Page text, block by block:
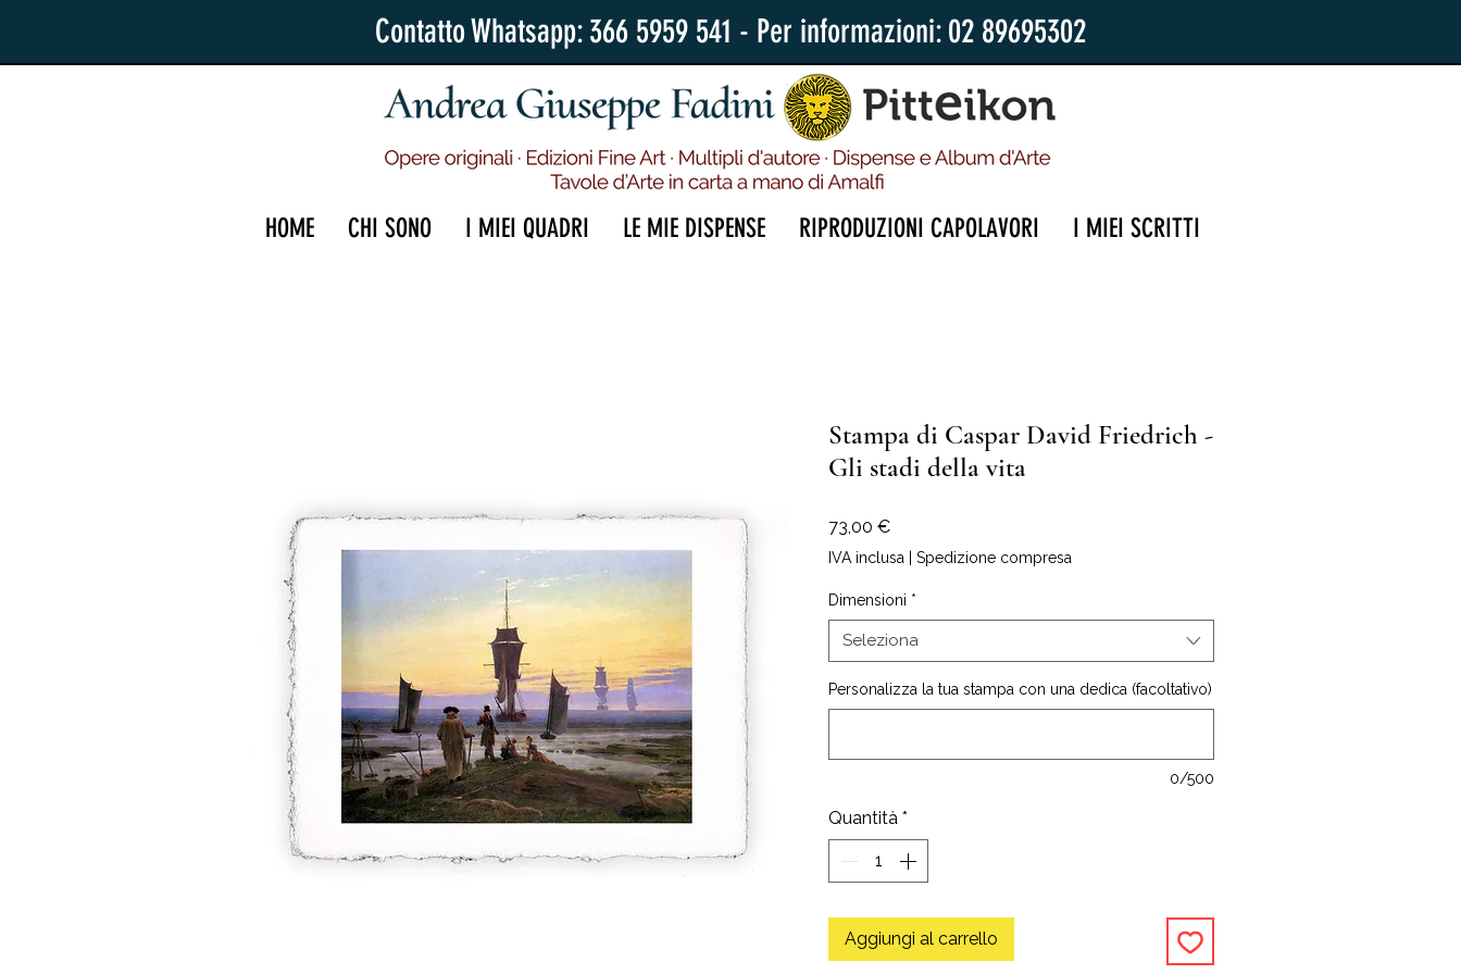
Contatto Whatsapp: 366 5959 541 - Per informazioni: 02 89695302
HOME CHI SONO I MIEI QUADRI LE MIE DISPENSE RIPRODUZIONI CAPOLAVORI I MIEI SCRITTI
Stampa di Caspar David Friedrich -
Gli stadi della vita
73,00 €Prezzo
IVA inclusa Spedizione compresa
Dimensioni *
Seleziona
Personalizza la tua stampa con una dedica (facoltativo)
0/500
Quantità *
Aggiungi al carrello